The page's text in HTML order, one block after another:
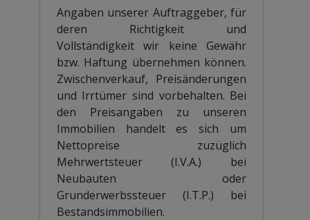
Angaben unserer Auftraggeber, für
deren Richtigkeit und
Vollständigkeit wir keine Gewähr
bzw. Haftung übernehmen können.
Zwischenverkauf, Preisänderungen
und Irrtümer sind vorbehalten. Bei
den Preisangaben zu unseren
Immobilien handelt es sich um
Nettopreise zuzüglich
Mehrwertsteuer (I.V.A.) bei
Neubauten oder
Grunderwerbssteuer (I.T.P.) bei
Bestandsimmobilien.